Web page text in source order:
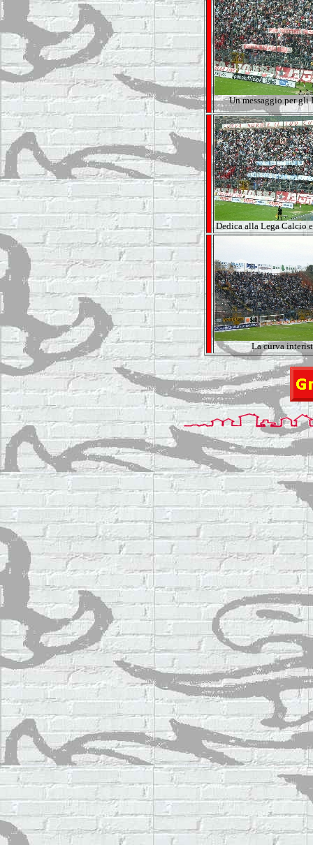
Un messaggio per gli
Dedica alla Lega Calcio
La curva